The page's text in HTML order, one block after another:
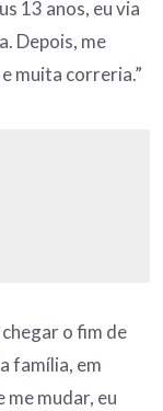
13 anos, eu via
Depois, me
muita correria.”
o fim de
família, em
mudar, eu